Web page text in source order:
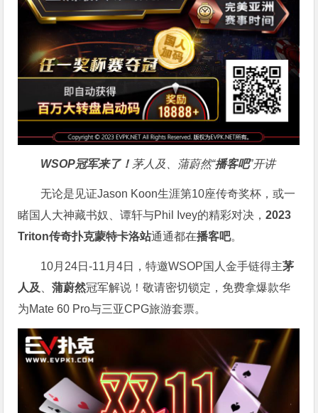
WSOP冠军来了！ 茅人及、蒲蔚然“播客吧”开讲
无论是见证Jason Koon生涯第10座传奇奖杯，或一
睹国人大神藏书奴、谭轩与Phil Ivey的精彩对决，2023
Triton传奇扑克蒙特卡洛站通通都在播客吧。
10月24日-11月4日，特邀WSOP国人金手链得主茅
人及
、蒲蔚然冠军解说！敬请密切锁定，免费拿爆款华
为Mate 60 Pro与三亚CPG旅游套票。